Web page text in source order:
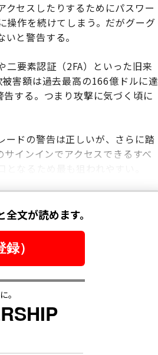
セスしたりするためにパスワー
操作を続けてしまう。だがグーグ
と警告する。
要素認証（2FA）といった旧来
害額は過去最高の166億ドルに達
する。つまり攻撃に気づく頃に
ードの警告は正しいが、さらに踏
インインでアクセスできるすべ